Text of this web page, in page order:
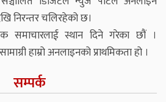
निरन्तर चलिरहेको छ।
समाचारलाई स्थान दिने गरेका छौं ।
हाम्रो अनलाइनको प्राथमिकता हो ।
सम्पर्क